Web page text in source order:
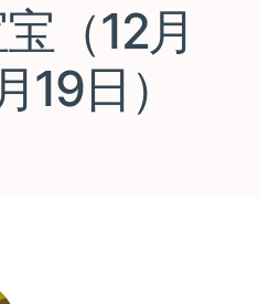
（12月
19日）